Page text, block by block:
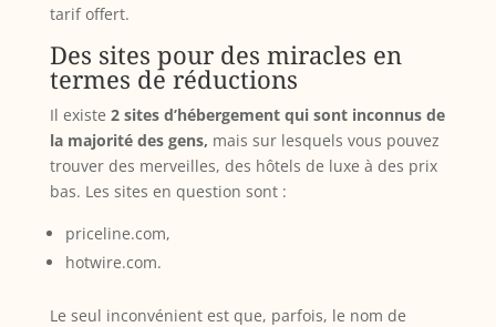
tarif offert.
Des sites pour des miracles en
termes de réductions
Il existe 2 sites d’hébergement qui sont inconnusde
la majorité des gens, mais sur lesquels vous pouvez
trouver des merveilles, des hôtels de luxe à des prix
bas. Les sites en question sont :
priceline.com,
hotwire.com.
Le seul inconvénient est que, parfois, le nom de